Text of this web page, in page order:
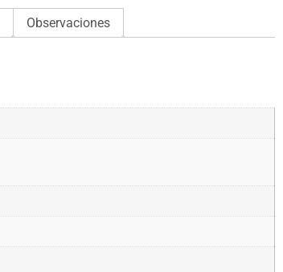
Observaciones